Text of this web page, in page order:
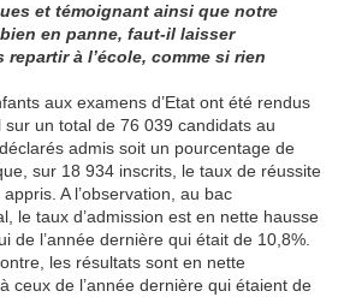
et témoignant ainsi que notre
en panne, faut-il laisser
à l’école, comme si rien
aux examens d’Etat ont été rendus
sur un total de 76 039 candidats au
admis soit un pourcentage de
sur 18 934 inscrits, le taux de réussite
A l’observation, au bac
le taux d’admission est en nette hausse
de l’année dernière qui était de 10,8%.
les résultats sont en nette
ceux de l’année dernière qui étaient de